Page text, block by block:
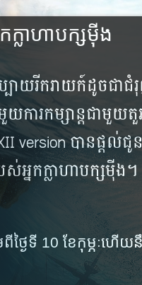
ក្លាហាបក្សម៉ីង
ាយ​រីករាយ​ក៍​ដូច​ជា​ជំរុ
ារ​កម្សាន្ត​ជា​មួយ​តួ
version បាន​ផ្ដល់​
អ្នកក្លាហាបក្សម៉ីង។
ពីថ្ងៃទី 10 ខែកុម្ភៈ​ហើ